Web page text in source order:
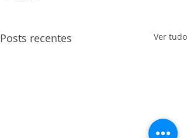
Posts recentes Ver tudo